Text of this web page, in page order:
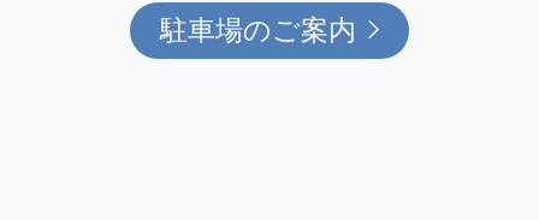
駐車場のご案内